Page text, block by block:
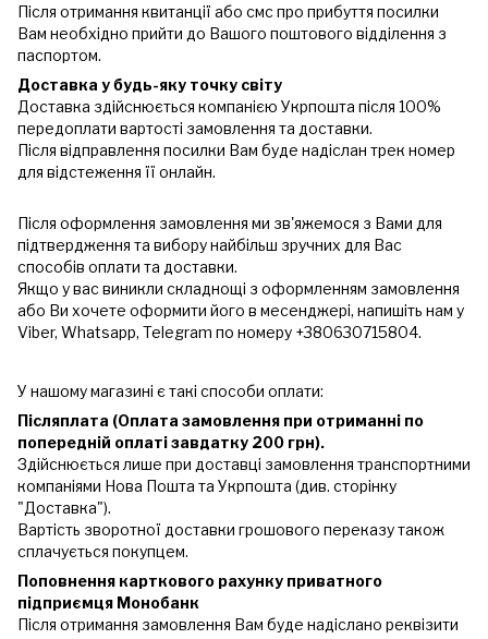
Після отримання квитанції або смс про прибуття посилки
Вам необхідно прийти до Вашого поштового відділення з
паспортом.
Доставка у будь-яку точку світу
Доставка здійснюється компанією Укрпошта після 100%
передоплати вартості замовлення та доставки.
Після відправлення посилки Вам буде надіслан трек номер
для відстеження її онлайн.
Після оформлення замовлення ми зв'яжемося з Вами для
підтвердження та вибору найбільш зручних для Вас
способів оплати та доставки.
Якщо у вас виникли складнощі з оформленням замовлення
або Ви хочете оформити його в месенджері, напишіть нам у
Viber, Whatsapp, Telegram по номеру +380630715804.
У нашому магазині є такі способи оплати:
Післяплата (Оплата замовлення при отриманні по
попередній оплаті завдатку 200 грн).
Здійснюється лише при доставці замовлення транспортними
компаніями Нова Пошта та Укрпошта (див. сторінку
"Доставка").
Вартість зворотної доставки грошового переказу також
сплачується покупцем.
Поповнення карткового рахунку приватного
підприємця Монобанк
Після отримання замовлення Вам буде надіслано реквізити